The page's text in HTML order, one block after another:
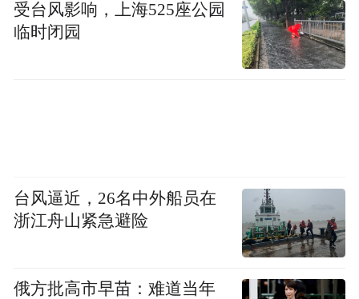
受台风影响，上海525座公园
临时闭园
台风逼近，26名中外船员在
浙江舟山紧急避险
俄方批高市早苗：难道当年